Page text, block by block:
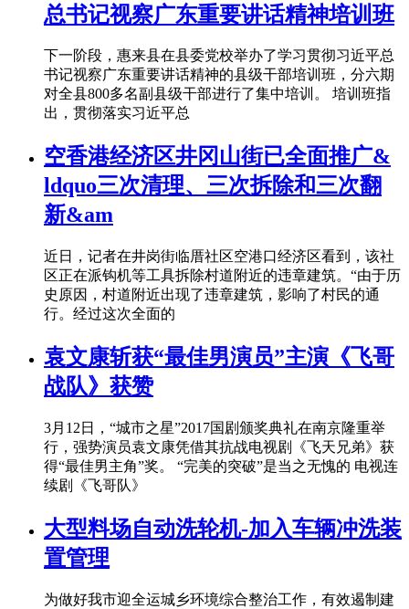
总书记视察广东重要讲话精神培训班
下一阶段，惠来县在县委党校举办了学习贯彻习近平总
书记视察广东重要讲话精神的县级干部培训班，分六期
对全县800多名副县级干部进行了集中培训。 培训班指
出，贯彻落实习近平总
空香港经济区井冈山街已全面推广&
ldquo三次清理、三次拆除和三次翻
新&am
近日，记者在井岗街临厝社区空港口经济区看到，该社
区正在派钩机等工具拆除村道附近的违章建筑。“由于历
史原因，村道附近出现了违章建筑，影响了村民的通
行。经过这次全面的
袁文康斩获“最佳男演员”主演《飞哥
战队》获赞
3月12日，“城市之星”2017国剧颁奖典礼在南京隆重举
行，强势演员袁文康凭借其抗战电视剧《飞天兄弟》获
得“最佳男主角”奖。 “完美的突破”是当之无愧的 电视连
续剧《飞哥队》
大型料场自动洗轮机-加入车辆冲洗装
置管理
为做好我市迎全运城乡环境综合整治工作，有效遏制建